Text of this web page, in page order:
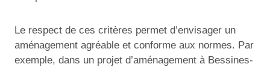
Le respect de ces critères permet d’envisager un
aménagement agréable et conforme aux normes. Par
exemple, dans un projet d’aménagement à Bessines-